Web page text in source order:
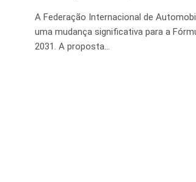
A Federação Internacional de
uma mudança significativa para a
2031. A proposta…